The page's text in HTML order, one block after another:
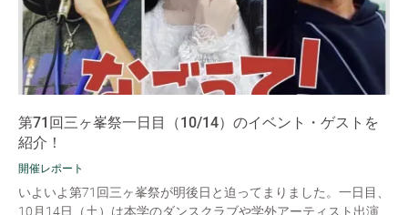
第71回三ヶ峯祭一日目（10/14）のイベント・ゲストを
紹介！
開催レポート
いよいよ第71回三ヶ峯祭が明後日と迫ってまりました。一日目、
10月14日（土）は本学のダンスクラブや学外アーティスト出演